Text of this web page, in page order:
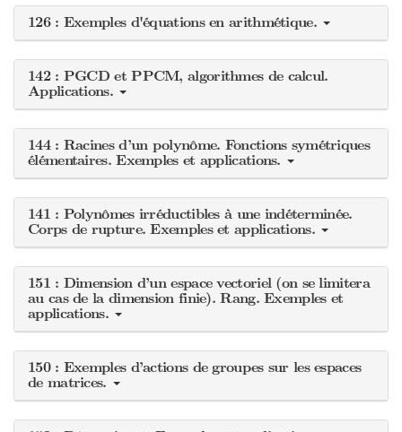
126 : Exemples d'équations en arithmétique.
142 : PGCD et PPCM, algorithmes de calcul.
Applications.
144 : Racines d’un polynôme. Fonctions symétriques
élémentaires. Exemples et applications.
141 : Polynômes irréductibles à une indéterminée.
Corps de rupture. Exemples et applications.
151 : Dimension d’un espace vectoriel (on se limitera
au cas de la dimension finie). Rang. Exemples et
applications.
150 : Exemples d’actions de groupes sur les espaces
de matrices.